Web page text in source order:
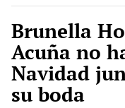
Brunella
Acuña no
Navidad
su boda